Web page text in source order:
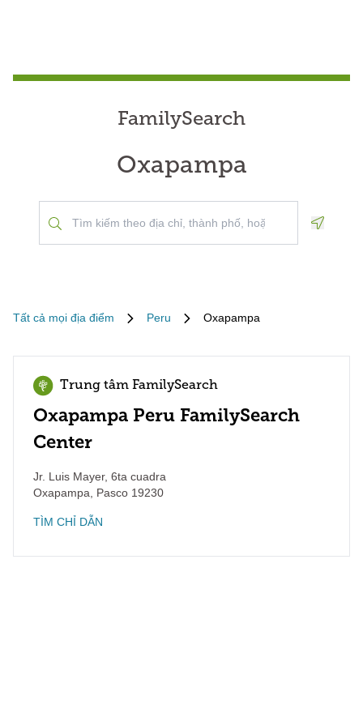
FamilySearch
Oxapampa
Tất cả mọi địa điểm Peru Oxapampa
Trung tâm FamilySearch
Oxapampa Peru FamilySearch
Center
Jr. Luis Mayer, 6ta cuadra
Oxapampa
Pasco 19230
TÌM CHỈ DẪN